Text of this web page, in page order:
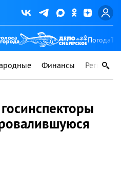
Погода
Финансы Регионы